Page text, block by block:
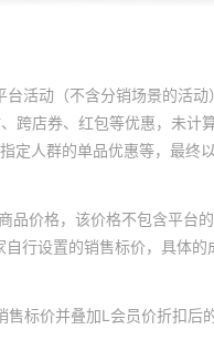
台活动（不含分销场景的活
跨店券、红包等优惠，未
定人群的单品优惠等，最终
品价格，该价格不包含平台
行设置的销售标价，具体的
标价并叠加L会员价折扣后